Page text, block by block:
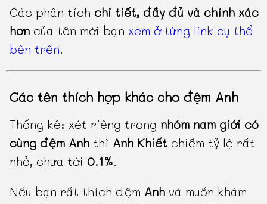
Các phân tích chi tiết, đầy đủ và chính xác
hơn của tên mời bạn xem ở từng link cụ thể
bên trên.
Các tên thích hợp khác cho đệm Anh
Thống kê: xét riêng trong nhóm nam giới có
cùng đệm Anh thì Anh Khiết chiếm tỷ lệ rất
nhỏ, chưa tới0.1%.
Nếu bạn rất thích đệm Anh và muốn khám